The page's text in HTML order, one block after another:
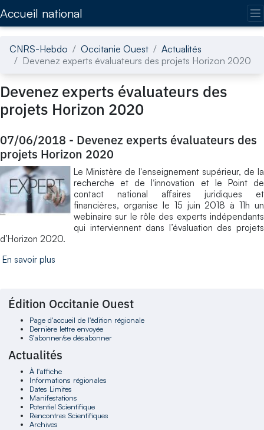
Accueil national
CNRS-Hebdo Occitanie Ouest
Actualités
Devenez experts évaluateurs des projets Horizon 2020
Devenez experts évaluateurs des
projets Horizon 2020
07/06/2018 - Devenez experts évaluateurs des
projets Horizon 2020
Le Ministère de lʼenseignement supérieur, de la
recherche et de lʼinnovation et le Point de
contact national affaires juridiques et
financières, organise le 15 juin 2018 à 11h un
webinaire sur le rôle des experts indépendants
qui interviennent dans l’évaluation des projets
d’Horizon 2020.
En savoir plus
Édition Occitanie Ouest
Page d'accueil de l'édition régionale
Dernière lettre envoyée
S'abonner/se désabonner
Actualités
À l'affiche
Informations régionales
Dates Limites
Manifestations
Potentiel Scientifique
Rencontres Scientifiques
Archives